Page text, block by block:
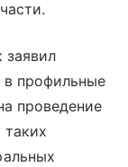
заявил
в профильные
проведение